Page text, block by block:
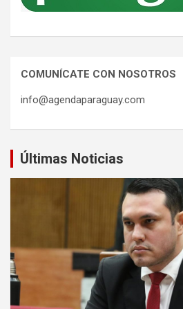
COMUNÍCATE CON NOSOTROS
info@agendaparaguay.com
Últimas Noticias